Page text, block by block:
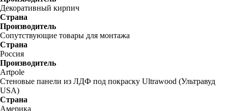
Декоративный кирпич
Страна
Производитель
Сопутствующие товары для монтажа
Страна
Россия
Производитель
Artpole
Стеновые панели из ЛДФ под покраску Ultrawood (Ультравуд
USA)
Страна
Америка